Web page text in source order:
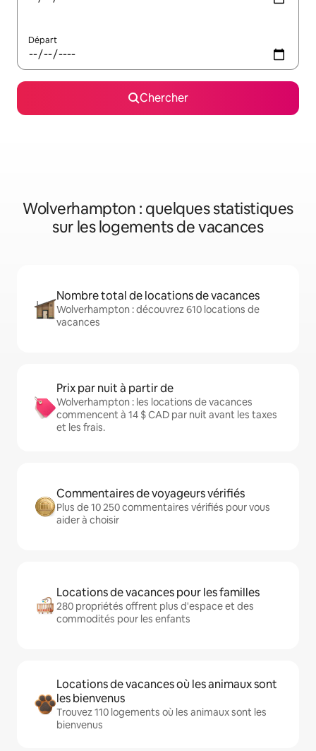
Départ
Chercher
Wolverhampton : quelques statistiques
sur les logements de vacances
Nombre total de locations de vacances
Wolverhampton : découvrez 610 locations de
vacances
Prix par nuit à partir de
Wolverhampton : les locations de vacances
commencent à 14 $ CAD par nuit avant les taxes
et les frais.
Commentaires de voyageurs vérifiés
Plus de 10 250 commentaires vérifiés pour vous
aider à choisir
Locations de vacances pour les familles
280 propriétés offrent plus d'espace et des
commodités pour les enfants
Locations de vacances où les animaux sont
les bienvenus
Trouvez 110 logements où les animaux sont les
bienvenus